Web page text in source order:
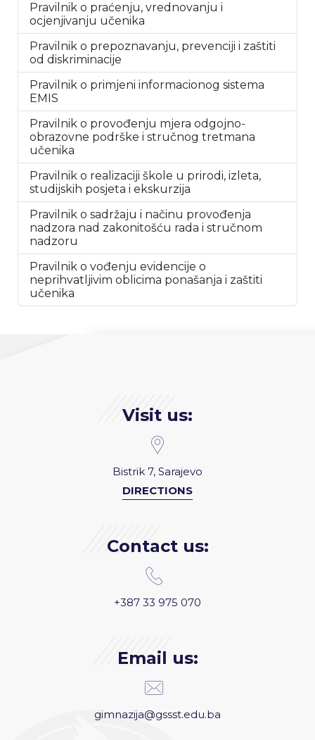
Pravilnik o praćenju, vrednovanju i
ocjenjivanju učenika
Pravilnik o prepoznavanju, prevenciji i zaštiti
od diskriminacije
Pravilnik o primjeni informacionog sistema
EMIS
Pravilnik o provođenju mjera odgojno-
obrazovne podrške i stručnog tretmana
učenika
Pravilnik o realizaciji škole u prirodi, izleta,
studijskih posjeta i ekskurzija
Pravilnik o sadržaju i načinu provođenja
nadzora nad zakonitošću rada i stručnom
nadzoru
Pravilnik o vođenju evidencije o
neprihvatljivim oblicima ponašanja i zaštiti
učenika
Visit us:
Bistrik 7, Sarajevo
DIRECTIONS
Contact us:
+387 33 975 070
Email us:
gimnazija@gssst.edu.ba